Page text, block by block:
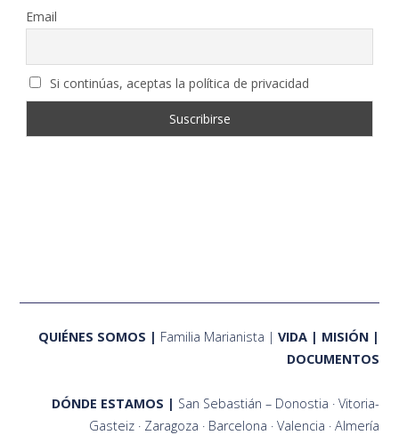
Email
Si continúas, aceptas la política de privacidad
QUIÉNES SOMOS Familia Marianista VIDA
MISIÓN
DOCUMENTOS
DÓNDE ESTAMOS San Sebastián – Donostia
Vitoria-
Gasteiz
Zaragoza Barcelona Valencia Almería